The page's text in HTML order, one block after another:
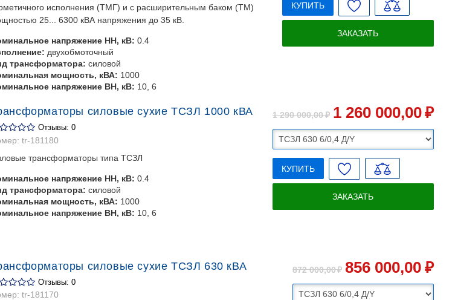
исполнения (ТМГ) и с расширительным баком (ТМ)
25... 6300 кВА напряжения до 35 кВ.
напряжение НН, кВ: 0.4
двухобмоточный
трансформатора: силовой
мощность, кВА: 1000
напряжение ВН, кВ: 10, 6
КУПИТЬ
ЗАКАЗАТЬ
силовые сухие ТСЗЛ 1000 кВА
Отзывы: 0
tr-181180
трансформаторы типа ТСЗЛ
напряжение НН, кВ: 0.4
трансформатора: силовой
мощность, кВА: 1000
напряжение ВН, кВ: 10, 6
1 290 000,00₽ 1 260 000,00₽
КУПИТЬ
ЗАКАЗАТЬ
силовые сухие ТСЗЛ 630 кВА
Отзывы: 0
tr-181170
872 000,00₽ 856 000,00 ₽